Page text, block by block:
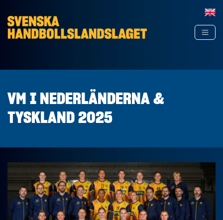
VM I NEDERLÄNDERNA &
TYSKLAND 2025